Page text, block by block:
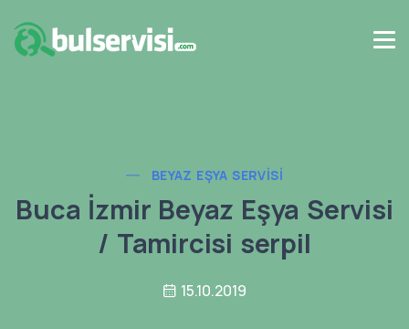
BEYAZ EŞYA SERVISI
Buca İzmir Beyaz Eşya Servisi
/ Tamircisi serpil
15.10.2019